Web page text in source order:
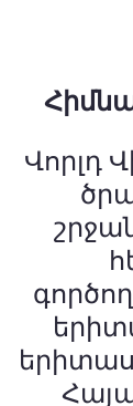
Վորլդ